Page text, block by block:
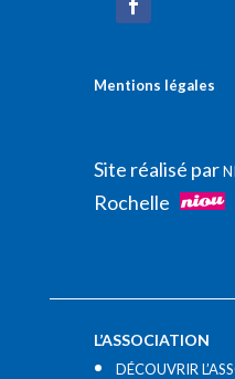
Mentions légales
Site réalisé par
Rochelle
L’ASSOCIATION
DÉCOUVRIR